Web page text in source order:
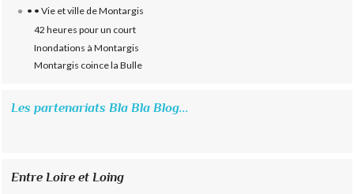
• • Vie et ville de Montargis
42 heures pour un court
Inondations à Montargis
Montargis coince la Bulle
Les partenariats Bla Bla Blog...
Entre Loire et Loing